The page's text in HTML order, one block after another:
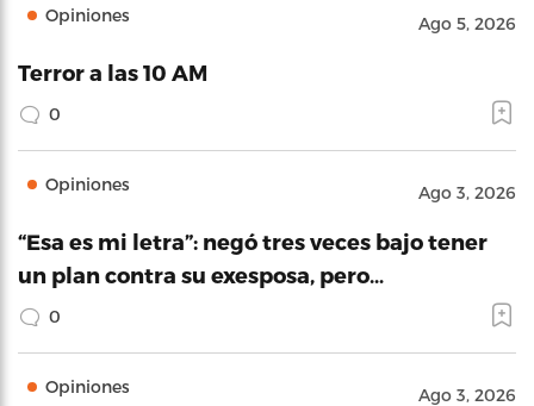
Opiniones Ago 5, 2026
Terror a las 10 AM
0
Opiniones Ago 3, 2026
“Esa es mi letra”: negó tres veces bajo tener
un plan contra su exesposa, pero…
0
Opiniones Ago 3, 2026